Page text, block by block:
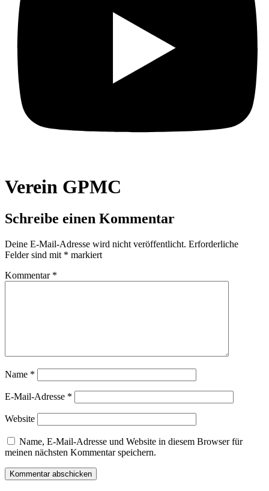
Verein GPMC
Schreibe einen Kommentar
Deine E-Mail-Adresse wird nicht veröffentlicht. Erforderliche
Felder sind mit * markiert
Kommentar *
Name *
E-Mail-Adresse *
Website
Name, E-Mail-Adresse und Website in diesem Browser für
meinen nächsten Kommentar speichern.